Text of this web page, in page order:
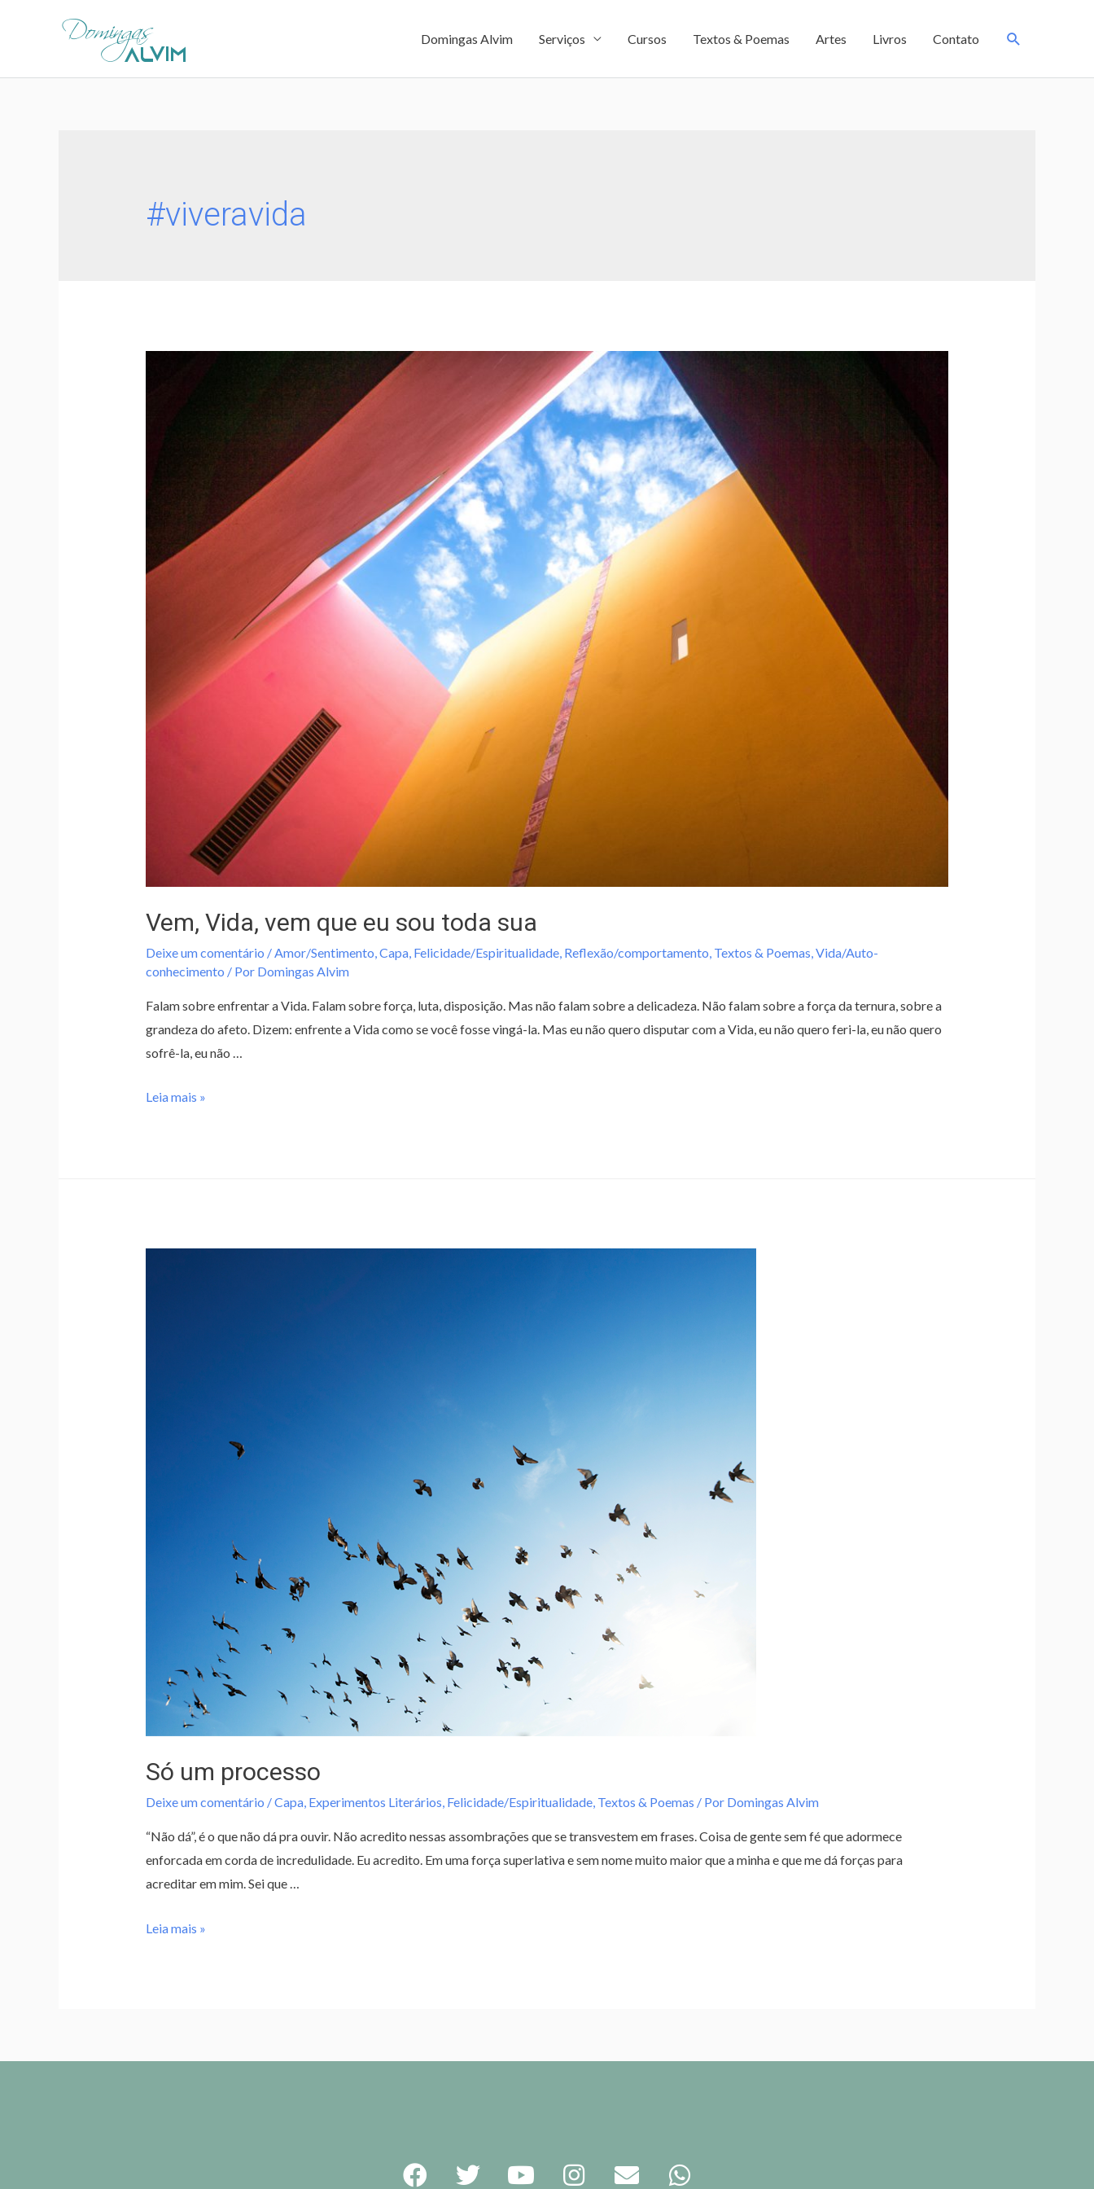
Domingas Alvim Serviços Cursos Textos & Poemas Artes Livros Contato
#viveravida
Vem, Vida, vem que eu sou toda sua
Deixe um comentário / Amor/Sentimento Capa, Felicidade/Espiritualidade, Reflexão/comportamento Textos & Poemas Vida/Auto-
conhecimento / Por Domingas Alvim
Falam sobre enfrentar a Vida. Falam sobre força, luta, disposição. Mas não falam sobre a delicadeza. Não falam sobre a força da ternura, sobre a
grandeza do afeto. Dizem: enfrente a Vida como se você fosse vingá-la. Mas eu não quero disputar com a Vida, eu não quero feri-la, eu não quero
sofrê-la, eu não …
Leia mais »
Só um processo
Deixe um comentário /Capa, Experimentos Literários, Felicidade/Espiritualidade, Textos & Poemas / Por Domingas Alvim
“Não dá”, é o que não dá pra ouvir. Não acredito nessas assombrações que se transvestem em frases. Coisa de gente sem fé que adormece
enforcada em corda de incredulidade. Eu acredito. Em uma força superlativa e sem nome muito maior que a minha e que me dá forças para
acreditar em mim. Sei que …
Leia mais »